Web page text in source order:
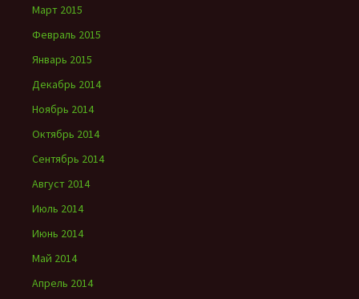
Март 2015
Февраль 2015
Январь 2015
Декабрь 2014
Ноябрь 2014
Октябрь 2014
Сентябрь 2014
Август 2014
Июль 2014
Июнь 2014
Май 2014
Апрель 2014